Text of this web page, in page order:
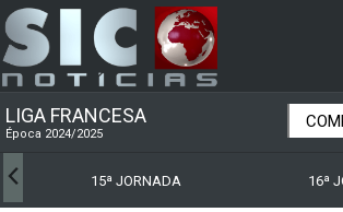
LIGA FRANCESA
Época 2024/2025
15ª JORNADA 16ª